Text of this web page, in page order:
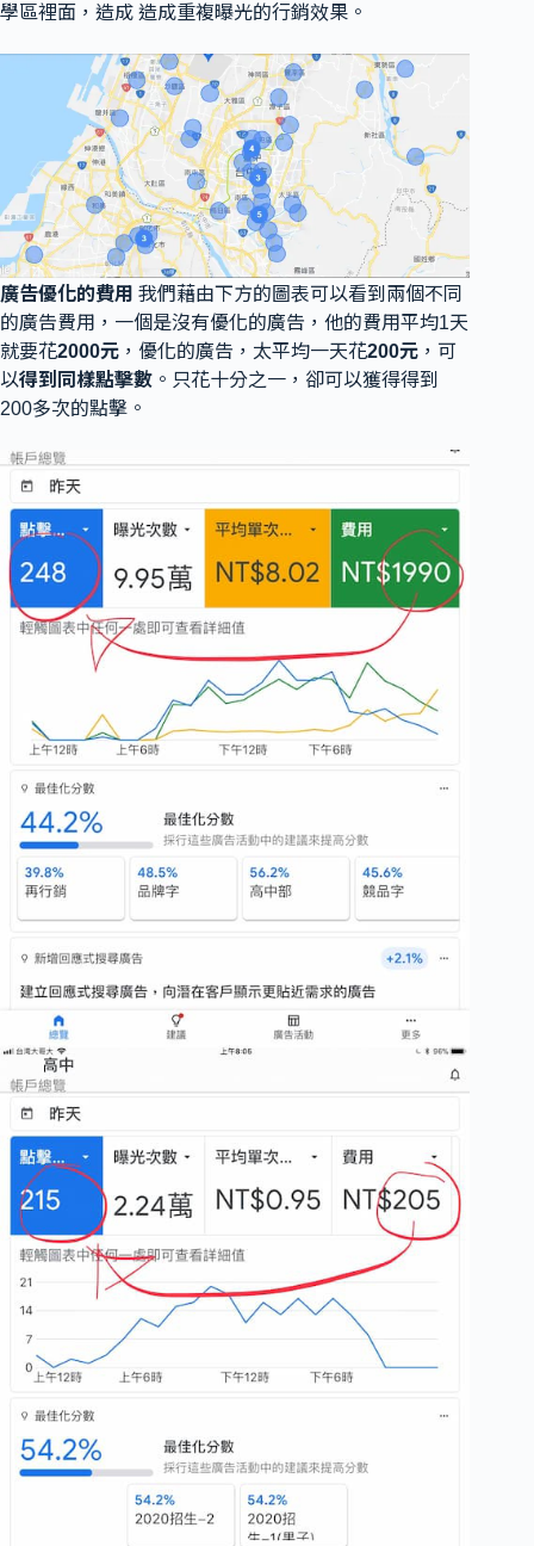
學區裡面，造成 造成重複曝光的行銷效果。
廣告優化的費用 我們藉由下方的圖表可以看到兩個不同
的廣告費用，一個是沒有優化的廣告，他的費用平均1天
就要花2000元 ，優化的廣告，太平均一天花200元 ，可
以得到同樣點擊數 。只花十分之一，卻可以獲得得到
200多次的點擊。